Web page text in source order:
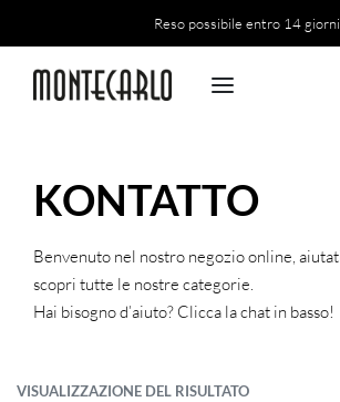
Reso possibile entro 14 giorni.
KONTATTO
Benvenuto nel nostro negozio online,
scopri tutte le nostre categorie.
Hai bisogno d’aiuto? Clicca la chat in basso!
VISUALIZZAZIONE DEL RISULTATO